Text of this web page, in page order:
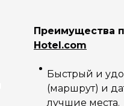
Преимущества
Hotel.com
Быстрый и
(маршрут) и
лучшие места.